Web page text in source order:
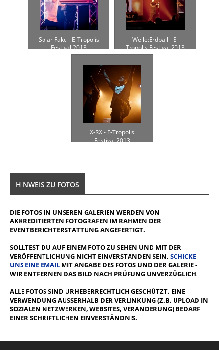
Solar Fake - E-Tropolis
Festival 2013
Welle:Erdball - E-
Tropolis Festival 2013
X-RX - E-Tropolis
Festival 2013
HINWEIS ZU FOTOS
DIE FOTOS IN UNSEREN GALERIEN WERDEN VON
AKKREDITIERTEN FOTOGRAFEN IM RAHMEN DER
EVENTBERICHTERSTATTUNG ANGEFERTIGT.
SOLLTEST DU AUF EINEM FOTO ZU SEHEN UND MIT DER
VERÖFFENTLICHUNG NICHT EINVERSTANDEN SEIN, SCHICKE
UNS EINE EMAIL MIT ANGABE DES FOTOS UND DER GALERIE -
WIR ENTFERNEN DAS BILD NACH PRÜFUNG UNVERZÜGLICH.
ALLE FOTOS SIND URHEBERRECHTLICH GESCHÜTZT. EINE
VERWENDUNG AUSSERHALB DER VERLINKUNG (Z.B. UPLOAD IN S
OZIALEN NETZWERKEN, WEBSITES, VERÄNDERUNG) BEDARF E
INER SCHRIFTLICHEN EINVERSTÄNDNIS.